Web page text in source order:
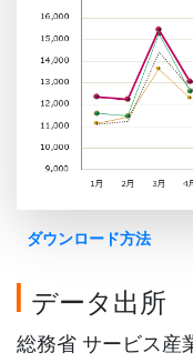
ダウンロード方法
データ出所
総務省 サービス産